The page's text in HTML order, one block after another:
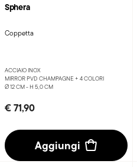
Sphera
Coppetta
ACCIAIO INOX
MIRROR PVD CHAMPAGNE + 4 COLORI
Ø 12 CM - H 5,0 CM
€ 71,90
Aggiungi